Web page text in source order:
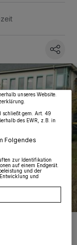
Gerät zu. Durch Auswahl
und Anzeigen
dieses Menü jederzeit
Einwilligung zu
am unteren
unseres Website.
schließt gem. Art. 49
des EWR, z.B. in
Folgendes
zur Identifikation
auf einem Endgerät.
und der
und